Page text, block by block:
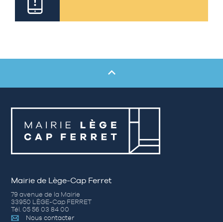
Mairie de Lège-Cap Ferret
79 avenue de la Mairie
33950 LÈGE-Cap FERRET
Tél. 05 56 03 84 00
Nous contacter